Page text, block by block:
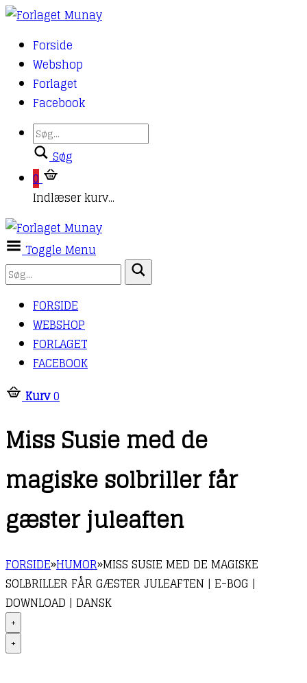
Forside
Webshop
Forlaget
Facebook
Søg
0
Indlæser kurv...
Toggle Menu
FORSIDE
WEBSHOP
FORLAGET
FACEBOOK
Kurv0
Miss Susie med de
magiske solbriller får
gæster juleaften
FORSIDE»HUMOR»MISS SUSIE MED DE MAGISKE
SOLBRILLER FÅR GÆSTER JULEAFTEN | E-BOG |
DOWNLOAD | DANSK
+
+